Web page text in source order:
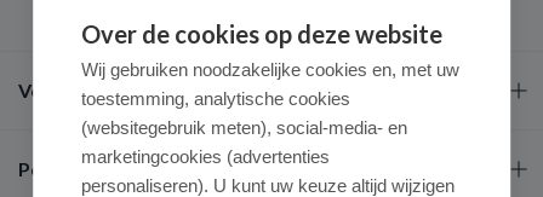
Veel gestelde vragen
Populaire merken
Over de cookies op deze website
Wij gebruiken noodzakelijke cookies en, met uw
toestemming, analytische cookies
(websitegebruik meten), social-media- en
marketingcookies (advertenties
personaliseren). U kunt uw keuze altijd wijzigen